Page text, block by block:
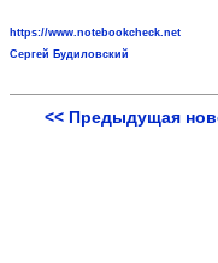
https://www.notebookcheck.net
Сергей Будиловский
<< Предыдущая